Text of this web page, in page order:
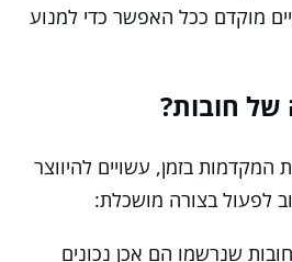
מוקדם ככל האפשר כדי למנוע
חובות?
בזמן, עשויים להיווצר
לפעול בצורה מושכלת:
שנרשמו הם אכן נכונים